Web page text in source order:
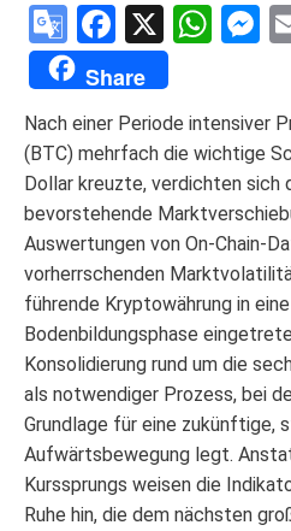
Google
Translate
Facebook
X
Share
Nach einer Periode intensiver
(BTC) mehrfach die wichtige
Dollar kreuzte, verdichten sich
bevorstehende
Auswertungen von On-Chain-
vorherrschenden
führende Kryptowährung in
Bodenbildungsphase
Konsolidierung rund um die
als notwendiger Prozess, bei
Grundlage für eine zukünftige,
Aufwärtsbewegung legt.
Kurssprungs weisen die
Ruhe hin, die dem nächsten